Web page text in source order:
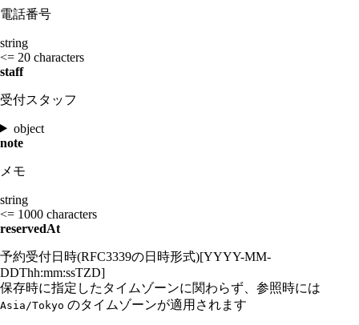
電話番号
string
<= 20 characters
staff
受付スタッフ
object
note
メモ
string
<= 1000 characters
reservedAt
予約受付日時(RFC3339の日時形式)[YYYY-MM-
DDThh:mm:ssTZD]
保存時に指定したタイムゾーンに関わらず、参照時には
Asia/Tokyo のタイムゾーンが適用されます